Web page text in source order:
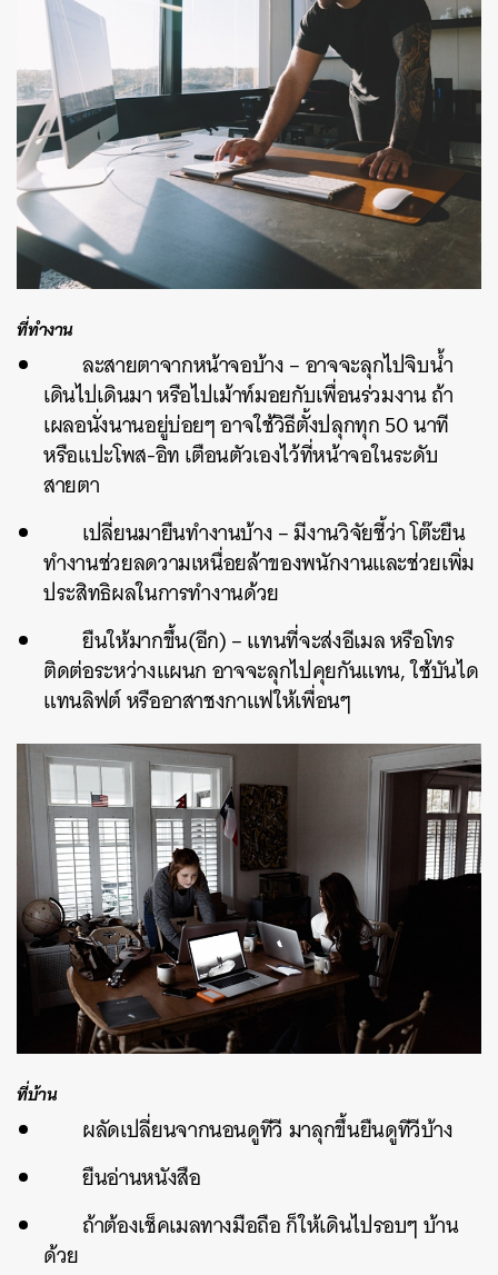
ที่ทำงาน
ละสายตาจากหน้าจอบ้าง – อาจจะลุกไปจิบน้ำ
เดินไปเดินมา หรือไปเม้าท์มอยกับเพื่อนร่วมงาน ถ้า
เผลอนั่งนานอยู่บ่อยๆ อาจใช้วิธีตั้งปลุกทุก 50 นาที
หรือแปะโพส-อิท เตือนตัวเองไว้ที่หน้าจอในระดับ
สายตา
เปลี่ยนมายืนทำงานบ้าง – มีงานวิจัยชี้ว่า โต๊ะยืน
ทำงานช่วยลดวามเหนื่อยล้าของพนักงานและช่วยเพิ่ม
ประสิทธิผลในการทำงานด้วย
ยืนให้มากขึ้น(อีก) – แทนที่จะส่งอีเมล หรือโทร
ติดต่อระหว่างแผนก อาจจะลุกไปคุยกันแทน, ใช้บันได
แทนลิฟต์ หรืออาสาชงกาแฟให้เพื่อนๆ
ที่บ้าน
ผลัดเปลี่ยนจากนอนดูทีวี มาลุกขึ้นยืนดูทีวีบ้าง
ยืนอ่านหนังสือ
ถ้าต้องเช็คเมลทางมือถือ ก็ให้เดินไปรอบๆ บ้าน
ด้วย
ค้นหา
SHARE TWEET EMAIL